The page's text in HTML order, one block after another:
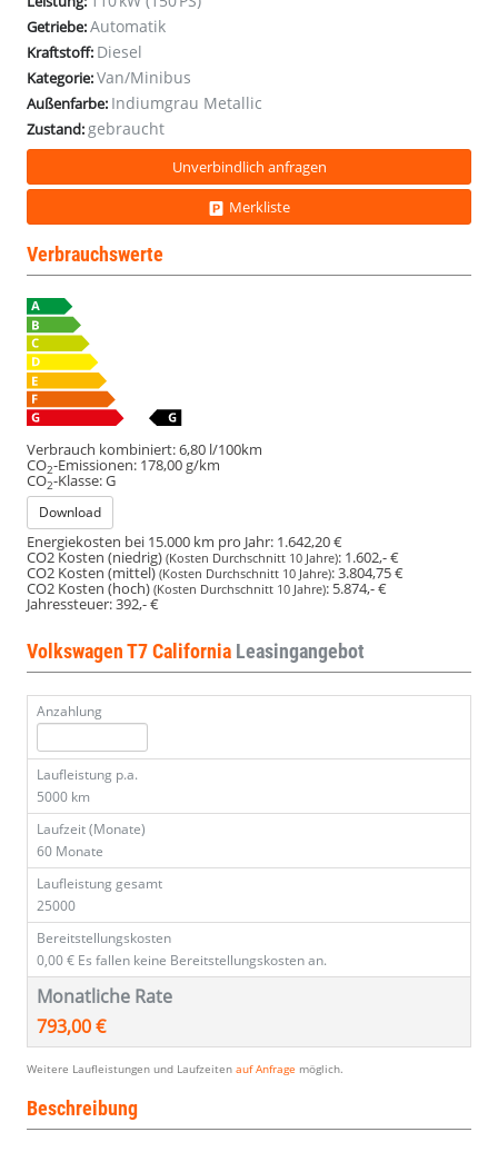
Markise
Markise
Markise
Markise
Markise
Markise
Markise
Markise
Markise
Markise
Markise
Getriebe:Automatik
Kraftstoff: Diesel
Kategorie:Van/Minibus
Außenfarbe: Indiumgrau Metallic
Zustand: gebraucht
Unverbindlich anfragen
Merkliste
Verbrauchswerte
Verbrauch kombiniert:6,80 l/100km
CO2-Emissionen: 178,00 g/km
CO2-Klasse:G
Download
Energiekosten bei 15.000 km pro Jahr: 1.642,20 €
CO2 Kosten (niedrig) (Kosten Durchschnitt 10 Jahre): 1.602,- €
CO2 Kosten (mittel)(Kosten Durchschnitt 10 Jahre):3.804,75 €
CO2 Kosten (hoch) (Kosten Durchschnitt 10 Jahre): 5.874,- €
Jahressteuer:392,- €
Volkswagen T7 California Leasingangebot
Anzahlung
Laufleistung p.a.
5000 km
Laufzeit (Monate)
60 Monate
Laufleistung gesamt
25000
Bereitstellungskosten
0,00 € Es fallen keine Bereitstellungskosten an.
Monatliche Rate
793,00 €
Weitere Laufleistungen und Laufzeiten auf Anfrage möglich.
Beschreibung